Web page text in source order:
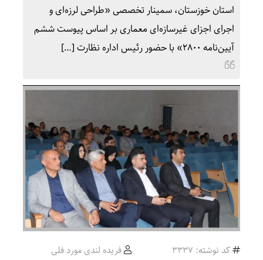
استان خوزستان، سمینار تخصصی «طراحی لرزه‌ای و
اجرای اجزای غیرسازه‌ای معماری بر اساس پیوست ششم
آیین‌نامه ۲۸۰۰» با حضور رئیس اداره نظارت […]
کد نوشته: 3337
فریده لندی مورد فلی